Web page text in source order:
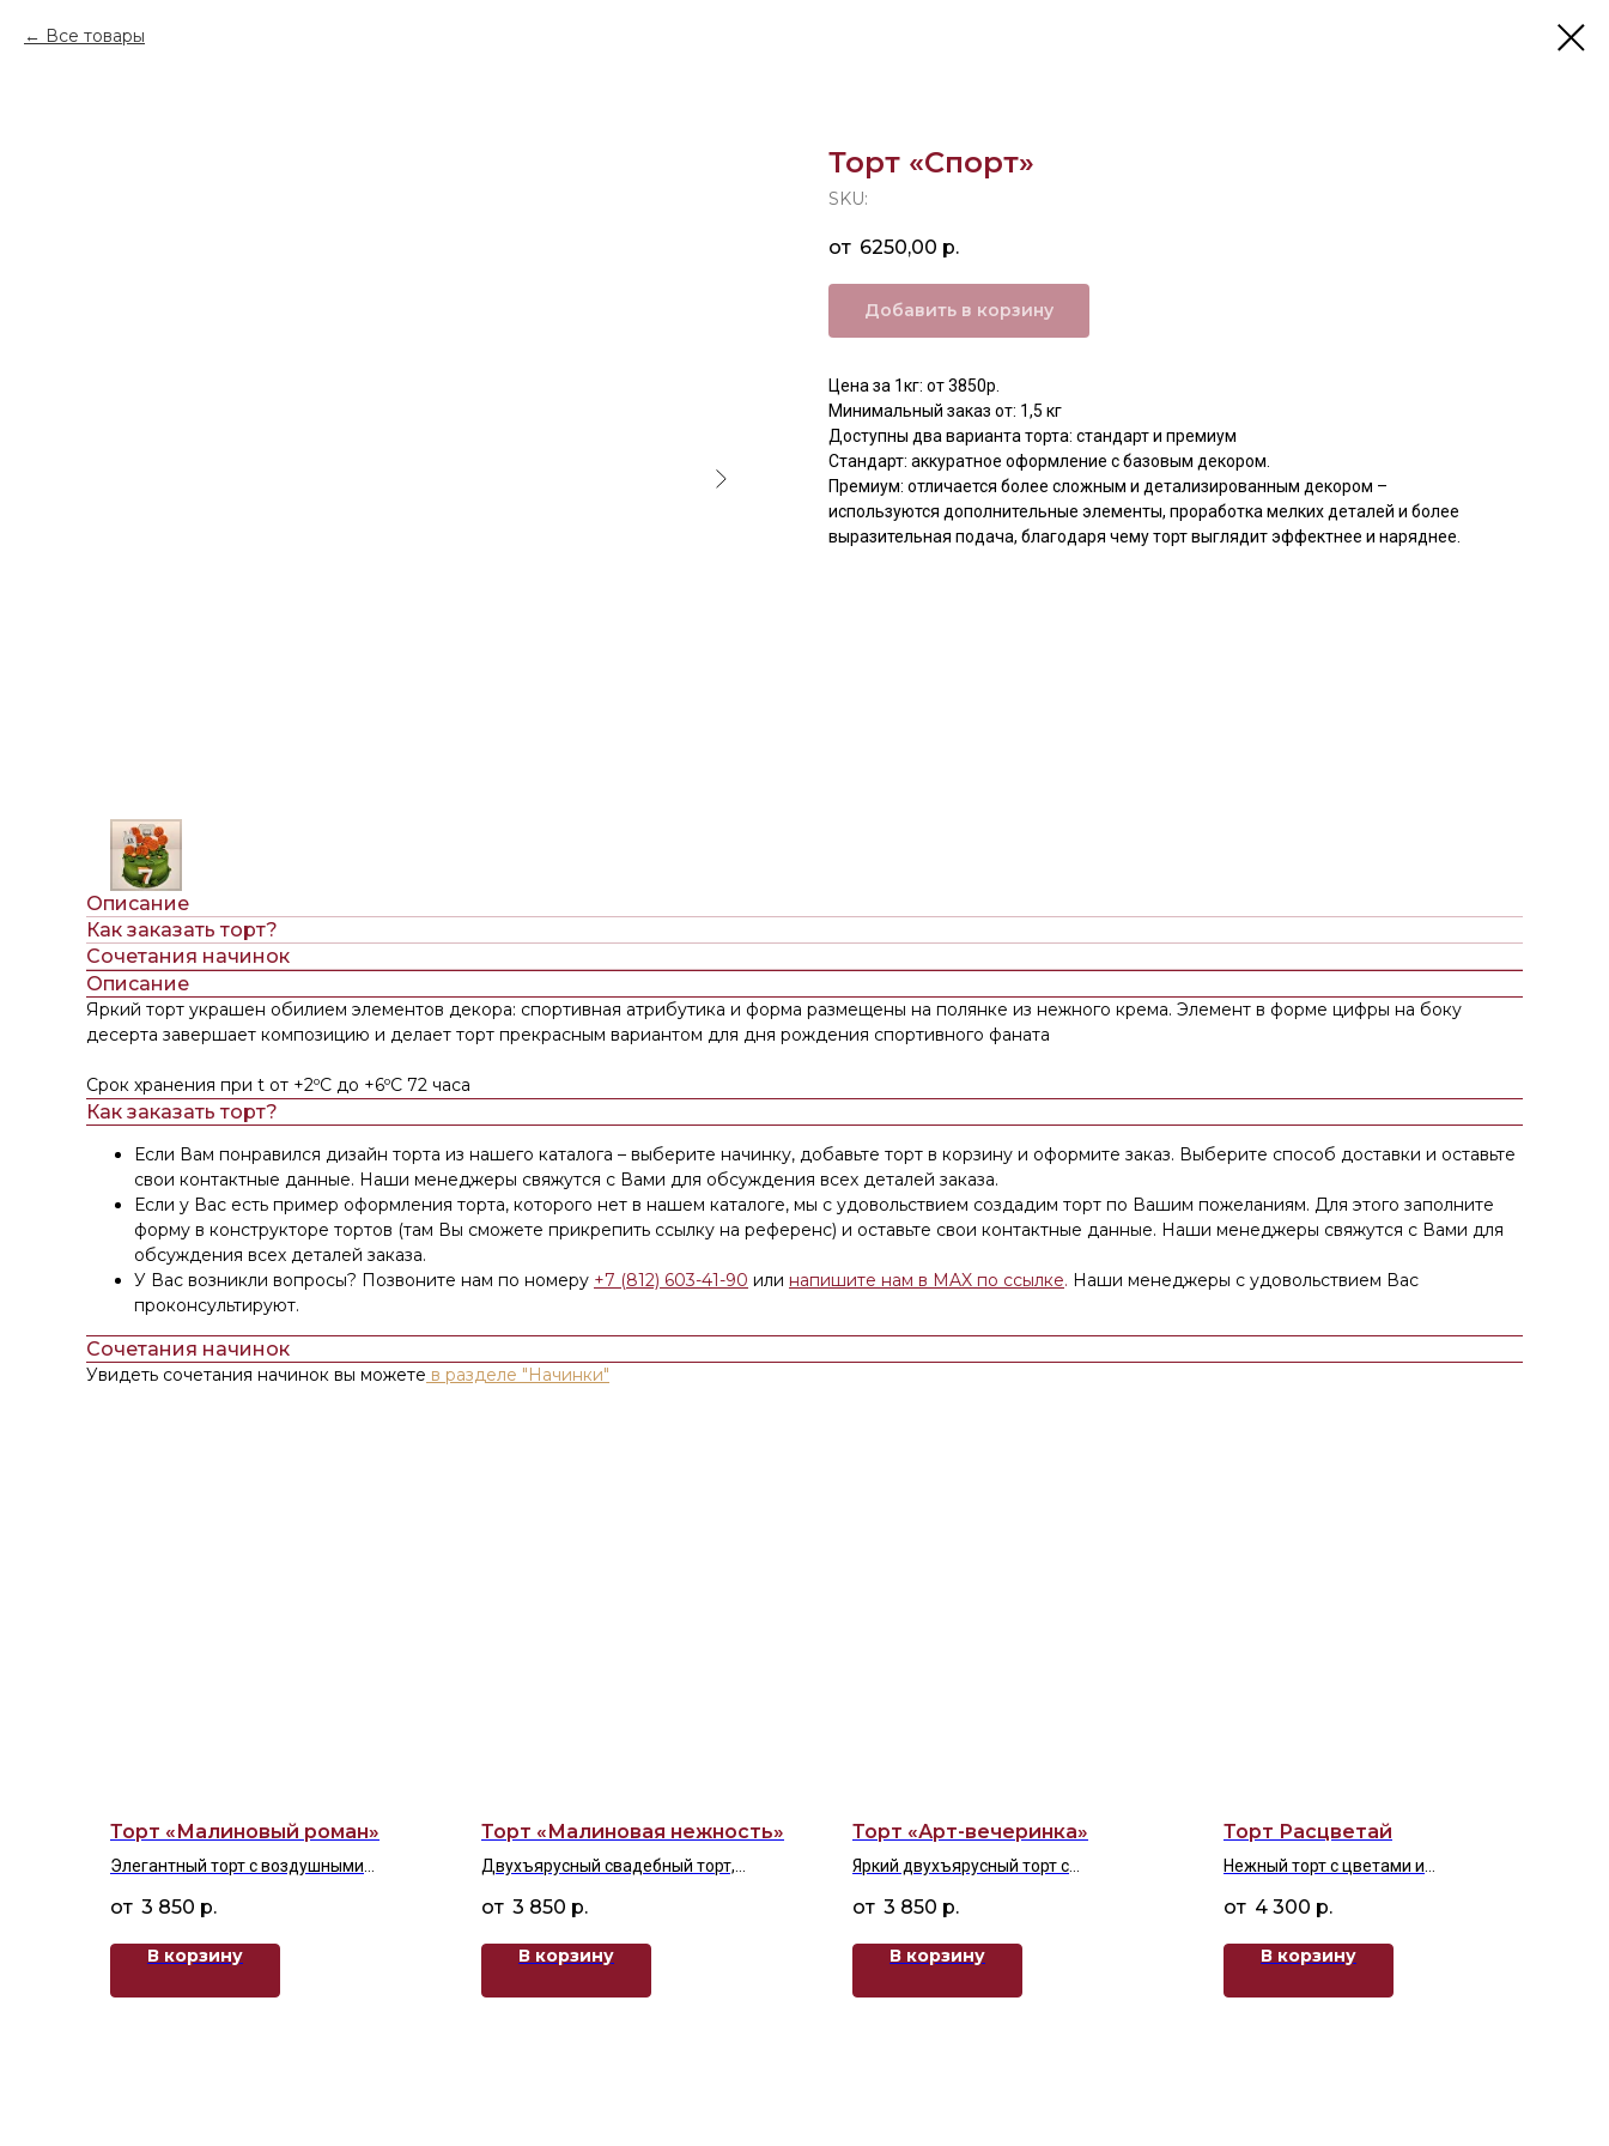
Все товары
Торт «Спорт»
SKU:
6250,00 р.
Добавить в корзину
Цена за 1кг: от 3850р.
Минимальный заказ от: 1,5 кг
Доступны два варианта торта: стандарт и премиум
Стандарт: аккуратное оформление с базовым декором.
Премиум: отличается более сложным и детализированным декором –
используются дополнительные элементы, проработка мелких деталей и более
выразительная подача, благодаря чему торт выглядит эффектнее и наряднее.
Описание
Как заказать торт?
Сочетания начинок
Описание
Яркий торт украшен обилием элементов декора: спортивная атрибутика и форма размещены на полянке из нежного крема. Элемент в форме цифры на боку
десерта завершает композицию и делает торт прекрасным вариантом для дня рождения спортивного фаната
Срок хранения при t от +2ºС до +6ºС 72 часа
Как заказать торт?
Если Вам понравился дизайн торта из нашего каталога – выберите начинку, добавьте торт в корзину и оформите заказ. Выберите способ доставки и оставьте
свои контактные данные. Наши менеджеры свяжутся с Вами для обсуждения всех деталей заказа.
Если у Вас есть пример оформления торта, которого нет в нашем каталоге, мы с удовольствием создадим торт по Вашим пожеланиям. Для этого заполните
форму в конструкторе тортов (там Вы сможете прикрепить ссылку на референс) и оставьте свои контактные данные. Наши менеджеры свяжутся с Вами для
обсуждения всех деталей заказа.
У Вас возникли вопросы? Позвоните нам по номеру +7 (812) 603-41-90 или напишите нам в MAX по ссылке. Наши менеджеры с удовольствием Вас
проконсультируют.
Сочетания начинок
Увидеть сочетания начинок вы можете в разделе "Начинки"
Торт «Малиновый роман»
Элегантный торт с воздушными
малиной и сердечками
3 850 р.
В корзину
Торт «Малиновая нежность»
Двухъярусный свадебный торт,
кремом3 850 р.
В корзину
Торт «Арт-вечеринка»
Яркий двухъярусный торт с
динамичным декором в стиле
современного искусства
3 850 р.
В корзину
Торт Расцветай
Нежный торт с цветами и
4 300 р.
В корзину